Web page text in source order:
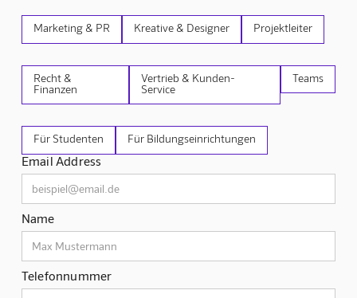
Marketing & PR Kreative & Designer Projektleiter
Recht &
Finanzen
Vertrieb & Kunden-
Service
Teams
Für Studenten Für Bildungseinrichtungen
Email Address
Name
Telefonnummer